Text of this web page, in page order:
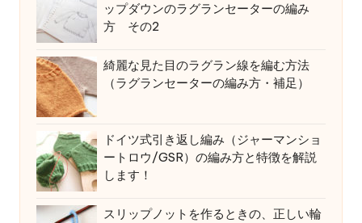
ップダウンのラグランセーターの編み
方 その2
綺麗な見た目のラグラン線を編む方法
（ラグランセーターの編み方・補足）
ドイツ式引き返し編み（ジャーマンショ
ートロウ/GSR）の編み方と特徴を解説
します！
スリップノットを作るときの、正しい輪